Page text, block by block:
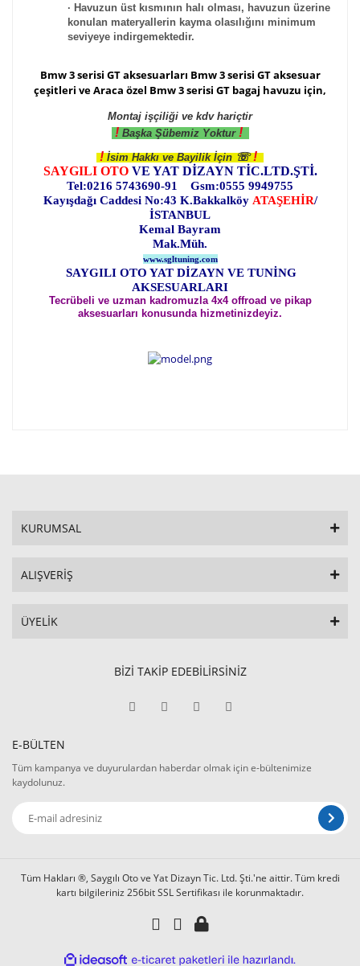
· Havuzun üst kısmının halı olması, havuzun üzerine
konulan materyallerin kayma olasılığını minimum
seviyeye indirgemektedir.
Bmw 3 serisi GT aksesuarları Bmw 3 serisi GT aksesuar
çeşitleri ve Araca özel Bmw 3 serisi GT bagaj havuzu için,
Montaj işçiliği ve kdv hariçtir
! Başka Şübemiz Yoktur !
! İsim Hakkı ve Bayilik İçin☏ !
SAYGILI OTOVE YAT DİZAYN TİC.LTD.ŞTİ.
Tel:0216 5743690-91 Gsm:0555 9949755
Kayışdağı Caddesi No:43 K.Bakkalköy ATAŞEHİR/
İSTANBUL
Kemal Bayram
Mak.Müh.
www.sgltuning.com
SAYGILI OTO YAT DİZAYN VE TUNİNG
AKSESUARLARI
Tecrübeli ve uzman kadromuzla 4x4 offroad ve pikap
aksesuarları konusunda hizmetinizdeyiz.
KURUMSAL
ALIŞVERİŞ
ÜYELİK
BİZİ TAKİP EDEBİLİRSİNİZ
E-BÜLTEN
Tüm kampanya ve duyurulardan haberdar olmak için e-bültenimize
kaydolunuz.
Tüm Hakları ®, Saygılı Oto ve Yat Dizayn Tic. Ltd. Şti.'ne aittir. Tüm kredi
kartı bilgileriniz 256bit SSL Sertifikası ile korunmaktadır.
ideasoft e-